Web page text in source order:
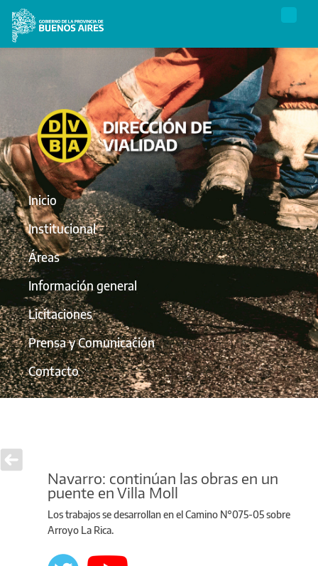
Inicio
Institucional
Áreas
Información general
Licitaciones
Prensa y Comunicación
Contacto
Navarro: continúan las obras en un
puente en Villa Moll
Los trabajos se desarrollan en el Camino N°075-05 sobre
Arroyo La Rica.